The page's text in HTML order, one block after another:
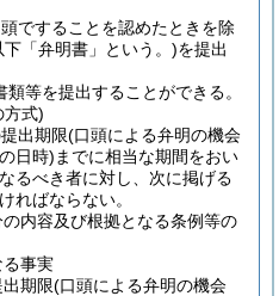
ですることを認めたときを除
下「弁明書」という。)を提出
等を提出することができる。
方式)
出期限(口頭による弁明の機会
日時) までに相当な期間をおい
るべき者に対し、次に掲げる
ればならない。
内容及び根拠となる条例等の
事実
期限(口頭による弁明の機会